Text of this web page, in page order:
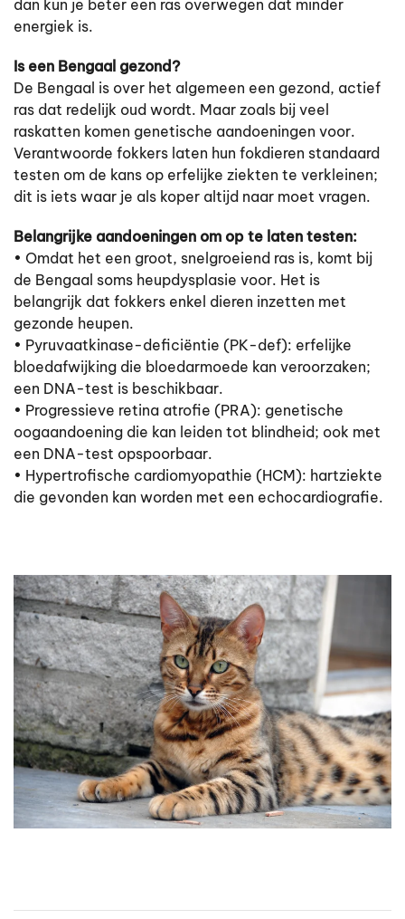
dan kun je beter een ras overwegen dat minder
energiek is.
Is een Bengaal gezond?
De Bengaal is over het algemeen een gezond, actief
ras dat redelijk oud wordt. Maar zoals bij veel
raskatten komen genetische aandoeningen voor.
Verantwoorde fokkers laten hun fokdieren standaard
testen om de kans op erfelijke ziekten te verkleinen;
dit is iets waar je als koper altijd naar moet vragen.
Belangrijke aandoeningen om op te laten testen:
• Omdat het een groot, snelgroeiend ras is, komt bij
de Bengaal soms heupdysplasie voor. Het is
belangrijk dat fokkers enkel dieren inzetten met
gezonde heupen.
• Pyruvaatkinase-deficiëntie (PK-def): erfelijke
bloedafwijking die bloedarmoede kan veroorzaken;
een DNA-test is beschikbaar.
• Progressieve retina atrofie (PRA): genetische
oogaandoening die kan leiden tot blindheid; ook met
een DNA-test opspoorbaar.
• Hypertrofische cardiomyopathie (HCM): hartziekte
die gevonden kan worden met een echocardiografie.